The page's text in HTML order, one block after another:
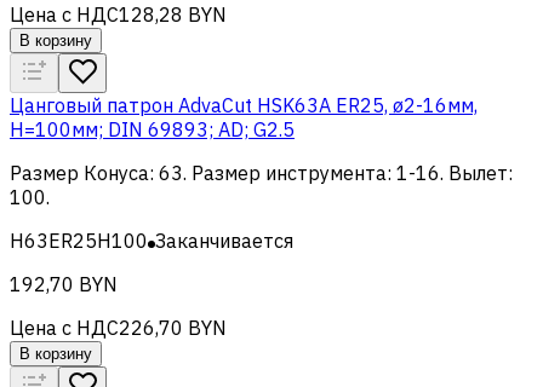
Цена с НДС128,28 BYN
В корзину
Цанговый патрон AdvaCut HSK63A ER25, ø2-16мм,
H=100мм; DIN 69893; AD; G2.5
Размер Конуса: 63. Размер инструмента: 1-16. Вылет:
100.
H63ER25H100 Заканчивается
192,70 BYN
Цена с НДС226,70 BYN
В корзину